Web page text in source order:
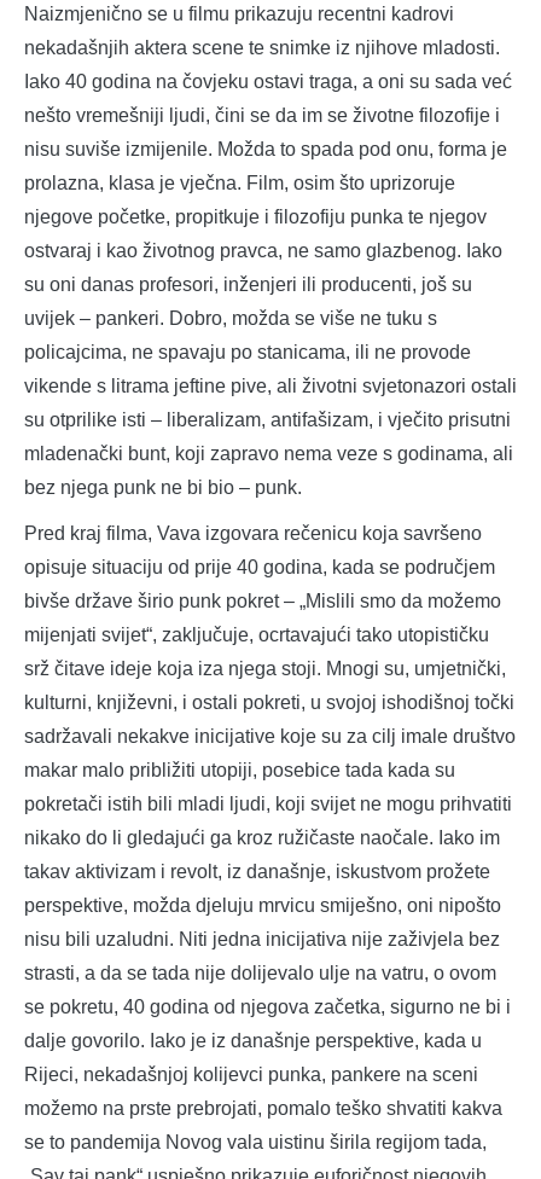
Naizmjenično se u filmu prikazuju recentni kadrovi
nekadašnjih aktera scene te snimke iz njihove mladosti.
Iako 40 godina na čovjeku ostavi traga, a oni su sada već
nešto vremešniji ljudi, čini se da im se životne filozofije i
nisu suviše izmijenile. Možda to spada pod onu, forma je
prolazna, klasa je vječna. Film, osim što uprizoruje
njegove početke, propitkuje i filozofiju punka te njegov
ostvaraj i kao životnog pravca, ne samo glazbenog. Iako
su oni danas profesori, inženjeri ili producenti, još su
uvijek – pankeri. Dobro, možda se više ne tuku s
policajcima, ne spavaju po stanicama, ili ne provode
vikende s litrama jeftine pive, ali životni svjetonazori ostali
su otprilike isti – liberalizam, antifašizam, i vječito prisutni
mladenački bunt, koji zapravo nema veze s godinama, ali
bez njega punk ne bi bio – punk.
Pred kraj filma, Vava izgovara rečenicu koja savršeno
opisuje situaciju od prije 40 godina, kada se područjem
bivše države širio punk pokret – „Mislili smo da možemo
mijenjati svijet“, zaključuje, ocrtavajući tako utopističku
srž čitave ideje koja iza njega stoji. Mnogi su, umjetnički,
kulturni, književni, i ostali pokreti, u svojoj ishodišnoj točki
sadržavali nekakve inicijative koje su za cilj imale društvo
makar malo približiti utopiji, posebice tada kada su
pokretači istih bili mladi ljudi, koji svijet ne mogu prihvatiti
nikako do li gledajući ga kroz ružičaste naočale. Iako im
takav aktivizam i revolt, iz današnje, iskustvom prožete
perspektive, možda djeluju mrvicu smiješno, oni nipošto
nisu bili uzaludni. Niti jedna inicijativa nije zaživjela bez
strasti, a da se tada nije dolijevalo ulje na vatru, o ovom
se pokretu, 40 godina od njegova začetka, sigurno ne bi i
dalje govorilo. Iako je iz današnje perspektive, kada u
Rijeci, nekadašnjoj kolijevci punka, pankere na sceni
možemo na prste prebrojati, pomalo teško shvatiti kakva
se to pandemija Novog vala uistinu širila regijom tada,